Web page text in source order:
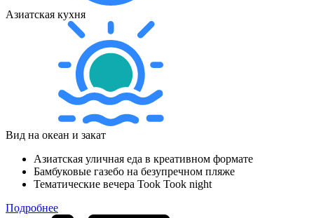
Азиатская кухня
Вид на океан и закат
Азиатская уличная еда в креативном формате
Бамбуковые газебо на безупречном пляже
Тематические вечера Took Took night
Подробнее